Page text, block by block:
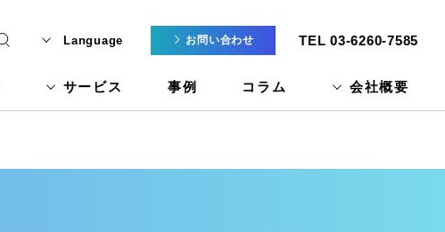
Language お問い合わせ TEL 03-6260-7585
サービス 事例 コラム 会社概要